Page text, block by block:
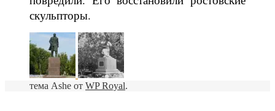
скульпторы.
тема Ashe от WP Royal.